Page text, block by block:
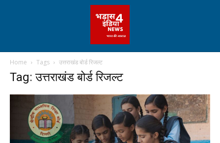
Home Tags उत्तराखंड बोर्ड रिजल्ट
Tag: उत्तराखंड बोर्ड रिजल्ट